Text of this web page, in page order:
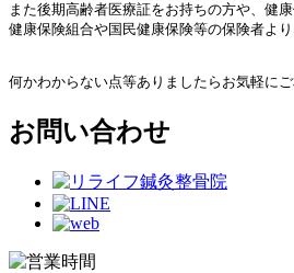
また後期高齢者医療証をお持ちの方や、健
健康保険組合や国民健康保険等の保険者よ
何かわからない点等ありましたらお気軽にご
お問い合わせ